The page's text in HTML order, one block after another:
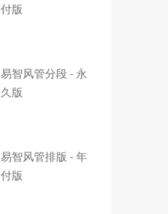
付版
易智风管分段 - 永
久版
易智风管排版 - 年
付版